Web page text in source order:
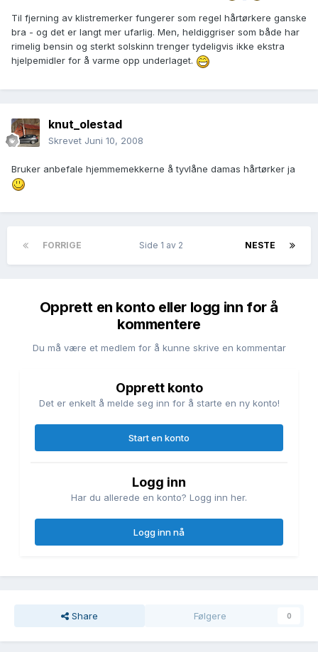
Til fjerning av klistremerker fungerer som regel hårtørkere ganske
bra - og det er langt mer ufarlig. Men, heldiggriser som både har
rimelig bensin og sterkt solskinn trenger tydeligvis ikke ekstra
hjelpemidler for å varme opp underlaget.
knut_olestad
Skrevet Juni 10, 2008
Bruker anbefale hjemmemekkerne å tyvlåne damas hårtørker ja
FORRIGE NESTE
Side 1 av 2
Opprett en konto eller logg inn for å
kommentere
Du må være et medlem for å kunne skrive en kommentar
Opprett konto
Det er enkelt å melde seg inn for å starte en ny konto!
Start en konto
Logg inn
Har du allerede en konto? Logg inn her.
Logg inn nå
Share Følgere 0